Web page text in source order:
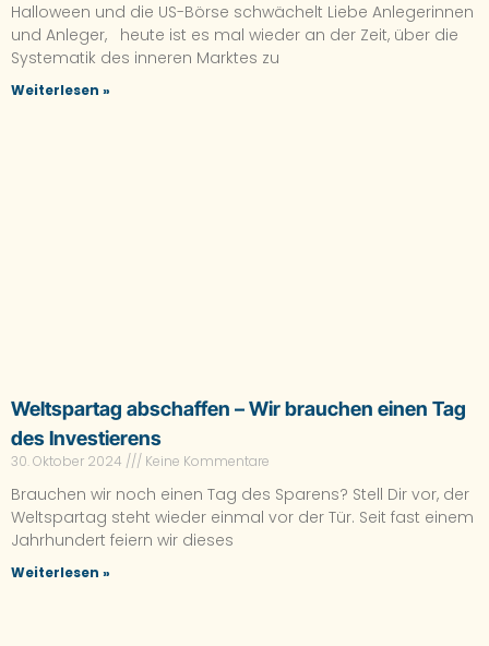
Halloween und die US-Börse schwächelt Liebe Anlegerinnen
und Anleger, heute ist es mal wieder an der Zeit, über die
Systematik des inneren Marktes zu
Weiterlesen »
Weltspartag abschaffen – Wir brauchen einen Tag
des Investierens
30. Oktober 2024 Keine Kommentare
Brauchen wir noch einen Tag des Sparens? Stell Dir vor, der
Weltspartag steht wieder einmal vor der Tür. Seit fast einem
Jahrhundert feiern wir dieses
Weiterlesen »